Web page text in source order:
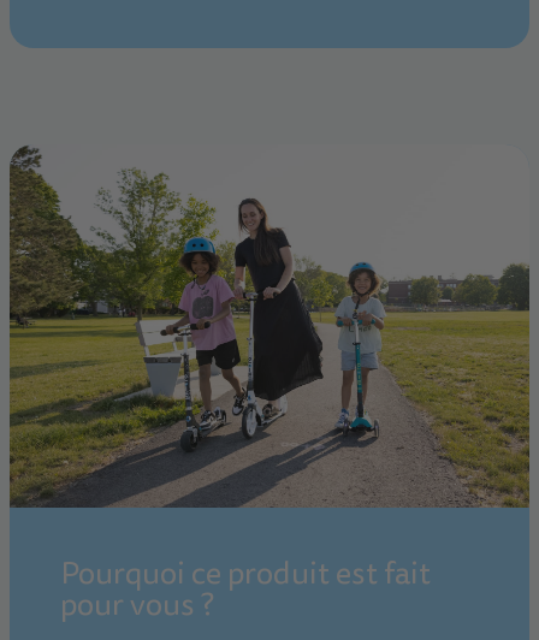
Pourquoi ce produit est fait
pour vous ?